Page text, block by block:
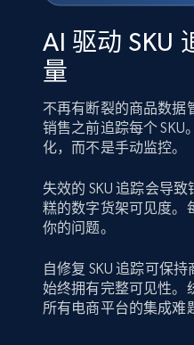
AI 驱动 SKU
量
不再有断裂的商品数据
销售之前追踪每个
化，而不是手动监控。
失效的 SKU 追踪会导
糕的数字货架可见度。
你的问题。
自修复 SKU 追踪可保
始终拥有完整可见性。
所有电商平台的集成难